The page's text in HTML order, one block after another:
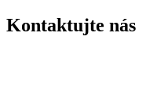
Kontaktujte nás